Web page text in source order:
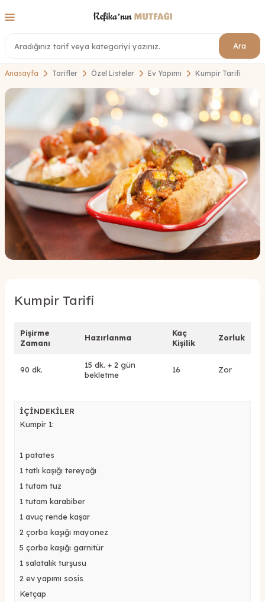
Ara
Anasayfa Tarifler Özel Listeler Ev Yapımı Kumpir Tarifi
Kumpir Tarifi
Pişirme
Zamanı
Hazırlanma
Kaç
Kişilik
Zorluk
90 dk.
15 dk. + 2 gün
bekletme
16 Zor
İÇİNDEKİLER
Kumpir 1:
1 patates
1 tatlı kaşığı tereyağı
1 tutam tuz
1 tutam karabiber
1 avuç rende kaşar
2 çorba kaşığı mayonez
5 çorba kaşığı garnitür
1 salatalık turşusu
2 ev yapımı sosis
Ketçap